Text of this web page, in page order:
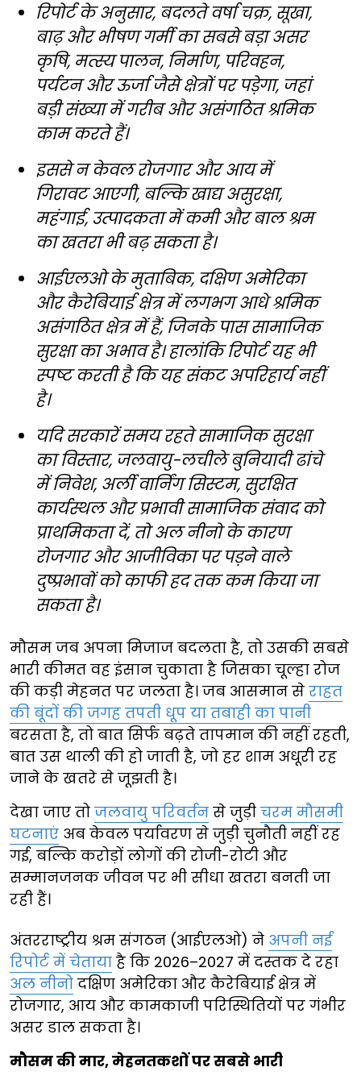
रिपोर्ट के अनुसार, बदलते वर्षा चक्र, सूखा,
बाढ़ और भीषण गर्मी का सबसे बड़ा असर
कृषि, मत्स्य पालन, निर्माण, परिवहन,
पर्यटन और ऊर्जा जैसे क्षेत्रों पर पड़ेगा, जहां
बड़ी संख्या में गरीब और असंगठित श्रमिक
काम करते हैं।
इससे न केवल रोजगार और आय में
गिरावट आएगी, बल्कि खाद्य असुरक्षा,
महंगाई, उत्पादकता में कमी और बाल श्रम
का खतरा भी बढ़ सकता है।
आईएलओ के मुताबिक, दक्षिण अमेरिका
और कैरेबियाई क्षेत्र में लगभग आधे श्रमिक
असंगठित क्षेत्र में हैं, जिनके पास सामाजिक
सुरक्षा का अभाव है। हालांकि रिपोर्ट यह भी
स्पष्ट करती है कि यह संकट अपरिहार्य नहीं
है।
यदि सरकारें समय रहते सामाजिक सुरक्षा
का विस्तार, जलवायु-लचीले बुनियादी ढांचे
में निवेश, अर्ली वार्निंग सिस्टम, सुरक्षित
कार्यस्थल और प्रभावी सामाजिक संवाद को
प्राथमिकता दें, तो अल नीनो के कारण
रोजगार और आजीविका पर पड़ने वाले
दुष्प्रभावों को काफी हद तक कम किया जा
सकता है।
मौसम जब अपना मिजाज बदलता है, तो उसकी सबसे
भारी कीमत वह इंसान चुकाता है जिसका चूल्हा रोज
की कड़ी मेहनत पर जलता है। जब आसमान से राहत
की बूंदों की जगह तपती धूप या तबाही का पानी
बरसता है, तो बात सिर्फ बढ़ते तापमान की नहीं रहती,
बात उस थाली की हो जाती है, जो हर शाम अधूरी रह
जाने के खतरे से जूझती है।
देखा जाए तो जलवायु परिवर्तन से जुड़ी चरम मौसमी
घटनाएं अब केवल पर्यावरण से जुड़ी चुनौती नहीं रह
गई, बल्कि करोड़ों लोगों की रोजी-रोटी और
सम्मानजनक जीवन पर भी सीधा खतरा बनती जा
रही हैं।
अंतरराष्ट्रीय श्रम संगठन (आईएलओ) ने अपनी नई
रिपोर्ट में चेताया है कि 2026–2027 में दस्तक दे रहा
अल नीनो दक्षिण अमेरिका और कैरेबियाई क्षेत्र में
रोजगार, आय और कामकाजी परिस्थितियों पर गंभीर
असर डाल सकता है।
मौसम की मार, मेहनतकशों पर सबसे भारी